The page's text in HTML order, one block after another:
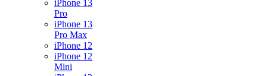
iPhone 13
Pro
iPhone 13
Pro Max
iPhone 12
iPhone 12
Mini